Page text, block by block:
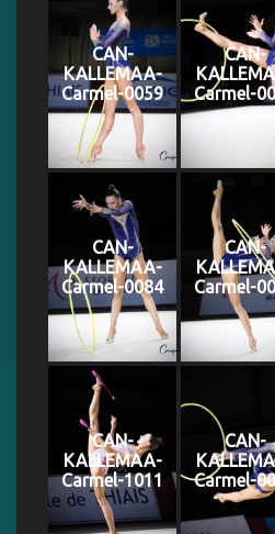
CAN-
KALLEMAA-
Carmel-0059
CAN-
Carmel-
CAN-
KALLEMAA-
Carmel-0084
CAN-
Carmel-
CAN-
KALLEMAA-
Carmel-1011
CAN-
Carmel-